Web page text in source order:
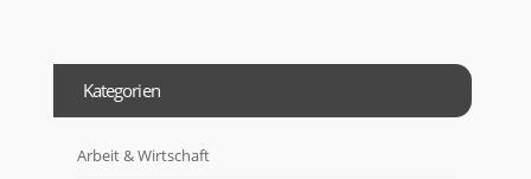
Kategorien
Arbeit & Wirtschaft